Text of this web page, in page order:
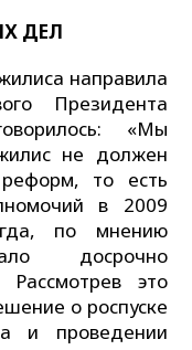
ДЕЛ
направила
Президента
«Мы
не должен
то есть
в 2009
по мнению
досрочно
это
о роспуске
и проведении